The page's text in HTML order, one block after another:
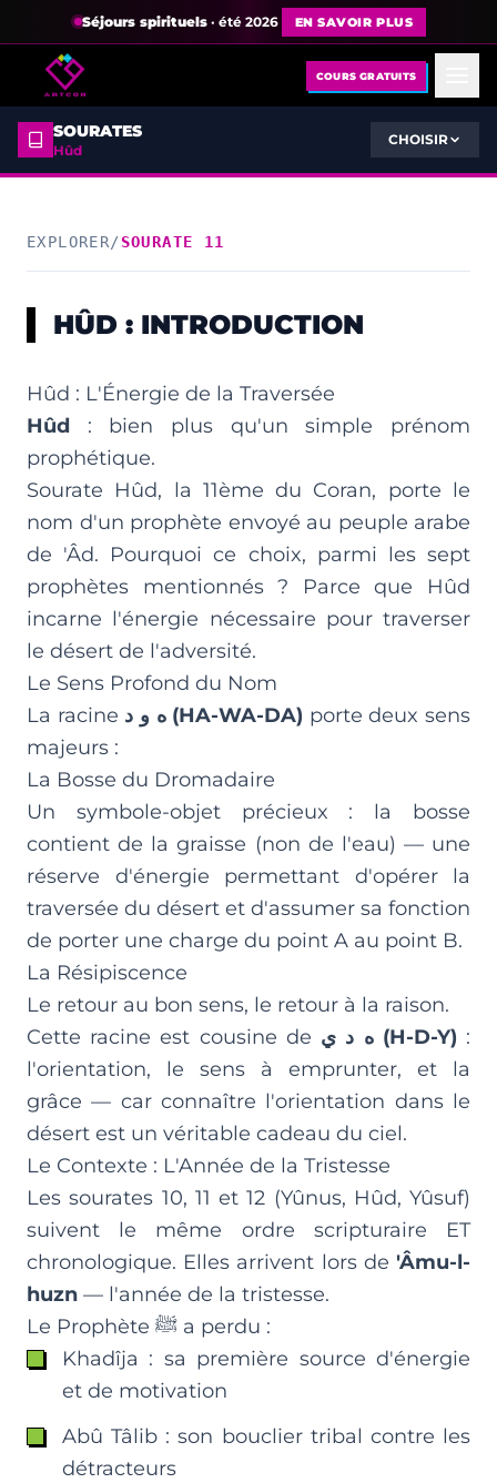
Séjours spirituels· été 2026 EN SAVOIR PLUS
COURS GRATUITS
SOURATES
Hûd
CHOISIR
EXPLORER/SOURATE 11
HÛD : INTRODUCTION
Hûd : L'Énergie de la Traversée
Hûd : bien plus qu'un simple prénom
prophétique.
Sourate Hûd, la 11ème du Coran, porte le
nom d'un prophète envoyé au peuple arabe
de 'Âd. Pourquoi ce choix, parmi les sept
prophètes mentionnés ? Parce que Hûd
incarne l'énergie nécessaire pour traverser
le désert de l'adversité.
Le Sens Profond du Nom
La racine
ه و د (HA-WA-DA) porte deux sens
majeurs :
La Bosse du Dromadaire
Un symbole-objet précieux : la bosse
contient de la graisse (non de l'eau) — une
réserve d'énergie permettant d'opérer la
traversée du désert et d'assumer sa fonction
de porter une charge du point A au point B.
La Résipiscence
Le retour au bon sens, le retour à la raison.
Cette racine est cousine de
ه د ي (H-D-Y) :
l'orientation, le sens à emprunter, et la
grâce — car connaître l'orientation dans le
désert est un véritable cadeau du ciel.
Le Contexte : L'Année de la Tristesse
Les sourates 10, 11 et 12 (Yûnus, Hûd, Yûsuf)
suivent le même ordre scripturaire ET
chronologique. Elles arrivent lors de 'Âmu-l-
huzn — l'année de la tristesse.
Le Prophète ﷺ a perdu :
Khadîja : sa première source d'énergie
et de motivation
Abû Tâlib : son bouclier tribal contre les
détracteurs